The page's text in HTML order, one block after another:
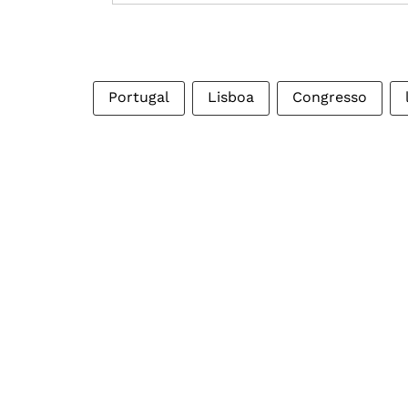
Portugal Lisboa Congresso